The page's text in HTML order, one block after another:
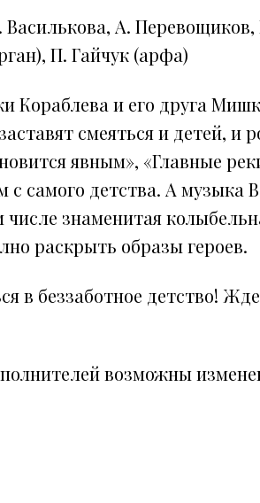
А.
П. Гайчук (арфа)
Кораблева и его друга
смеяться и детей, и
явным», «Главные
самого детства. А музыка
знаменитая
раскрыть образы героев.
в беззаботное детство!
возможны